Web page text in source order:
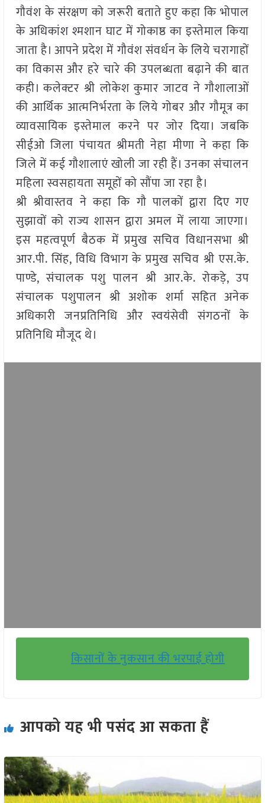
गौवंश के संरक्षण को जरूरी बताते हुए कहा कि भोपाल
के अधिकांश श्मशान घाट में गोकाष्ठ का इस्तेमाल किया
जाता है। आपने प्रदेश में गौवंश संवर्धन के लिये चरागाहों
का विकास और हरे चारे की उपलब्धता बढ़ाने की बात
कही। कलेक्टर श्री लोकेश कुमार जाटव ने गौशालाओं
की आर्थिक आत्मनिर्भरता के लिये गोबर और गौमूत्र का
व्यावसायिक इस्तेमाल करने पर जोर दिया। जबकि
सीईओ जिला पंचायत श्रीमती नेहा मीणा ने कहा कि
जिले में कई गौशालाएं खोली जा रही हैं। उनका संचालन
महिला स्वसहायता समूहों को सौंपा जा रहा है।
श्री श्रीवास्तव ने कहा कि गौ पालकों द्वारा दिए गए
सुझावों को राज्य शासन द्वारा अमल में लाया जाएगा।
इस महत्वपूर्ण बैठक में प्रमुख सचिव विधानसभा श्री
आर.पी. सिंह, विधि विभाग के प्रमुख सचिव श्री एस.के.
पाण्डे, संचालक पशु पालन श्री आर.के. रोकड़े, उप
संचालक पशुपालन श्री अशोक शर्मा सहित अनेक
अधिकारी जनप्रतिनिधि और स्वयंसेवी संगठनों के
प्रतिनिधि मौजूद थे।
किसानों के नुकसान की भरपाई होगी
आपको यह भी पसंद आ सकता हैं